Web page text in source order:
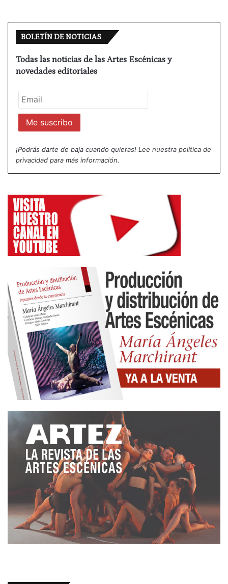
BOLETÍN DE NOTICIAS
Todas las noticias de las Artes Escénicas y
novedades editoriales
¡Podrás darte de baja cuando quieras! Lee nuestra política de
privacidad para más información.